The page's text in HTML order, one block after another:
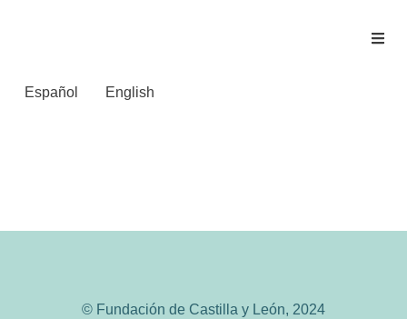
Español English
© Fundación de Castilla y León, 2024